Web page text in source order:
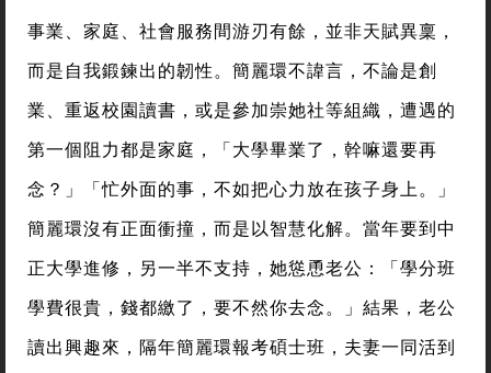
事業、家庭、社會服務間游刃有餘，並非天賦異稟，
而是自我鍛鍊出的韌性。簡麗環不諱言，不論是創
業、重返校園讀書，或是參加崇她社等組織，遭遇的
第一個阻力都是家庭，「大學畢業了，幹嘛還要再
念？」「忙外面的事，不如把心力放在孩子身上。」
簡麗環沒有正面衝撞，而是以智慧化解。當年要到中
正大學進修，另一半不支持，她慫恿老公：「學分班
學費很貴，錢都繳了，要不然你去念。」結果，老公
讀出興趣來，隔年簡麗環報考碩士班，夫妻一同活到